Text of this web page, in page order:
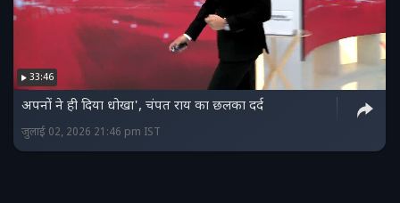
33:46
अपनों ने ही दिया धोखा', चंपत राय का छलका दर्द
जुलाई 02, 2026 21:46 pm IST